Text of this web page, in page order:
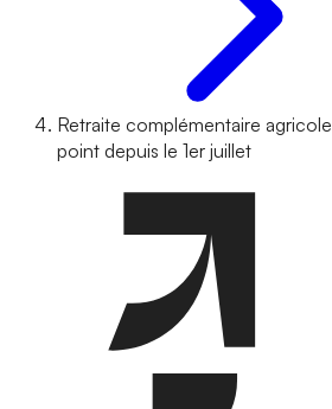
Retraite complémentaire
point depuis le 1er juillet